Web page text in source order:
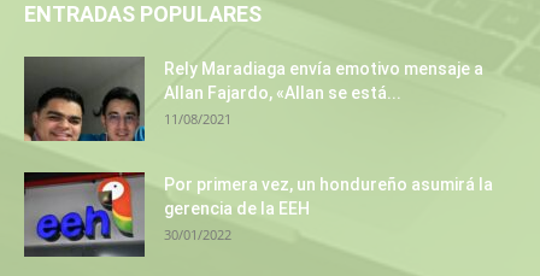
ENTRADAS POPULARES
Rely Maradiaga envía emotivo mensaje a
Allan Fajardo, «Allan se está...
11/08/2021
Por primera vez, un hondureño asumirá la
gerencia de la EEH
30/01/2022